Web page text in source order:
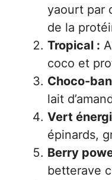
yaourt par
de la
Tropical :
coco et
Choco-
lait
Vert
épinards,
Berry
betterave